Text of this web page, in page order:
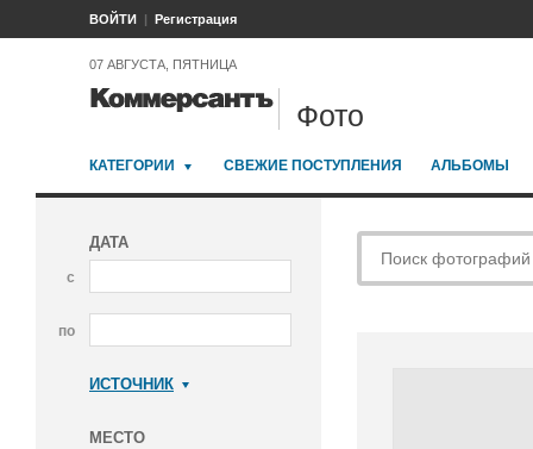
ВОЙТИ Регистрация
07 АВГУСТА, ПЯТНИЦА
Фото
КАТЕГОРИИ СВЕЖИЕ ПОСТУПЛЕНИЯ АЛЬБОМЫ
ДАТА
с
по
ИСТОЧНИК
МЕСТО